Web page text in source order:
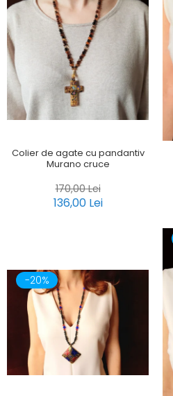
Colier de agate cu pandantiv
Murano cruce
170,00 Lei
136,00 Lei
-20%